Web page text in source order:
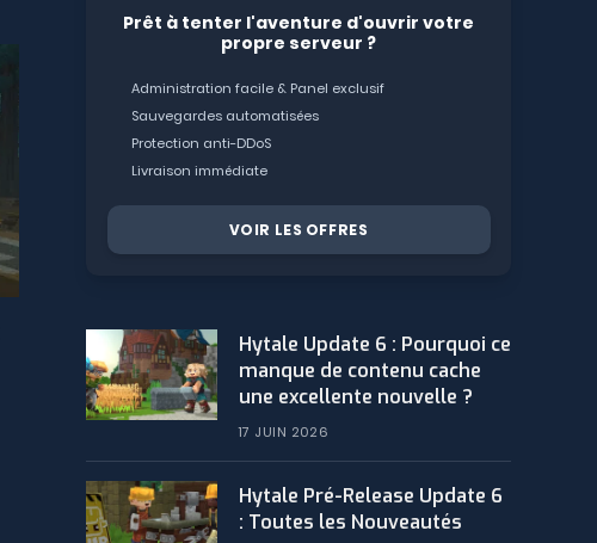
Prêt à tenter l'aventure d'ouvrir votre
propre serveur ?
Administration facile & Panel exclusif
Sauvegardes automatisées
Protection anti-DDoS
Livraison immédiate
VOIR LES OFFRES
Hytale Update 6 : Pourquoi ce
manque de contenu cache
une excellente nouvelle ?
17 JUIN 2026
Hytale Pré-Release Update 6
: Toutes les Nouveautés